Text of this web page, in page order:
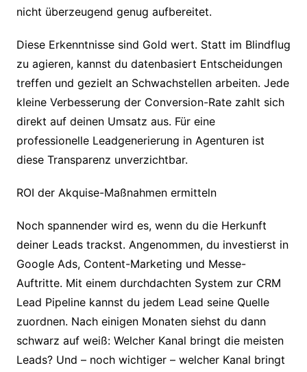
nicht überzeugend genug aufbereitet.
Diese Erkenntnisse sind Gold wert. Statt im Blindflug
zu agieren, kannst du datenbasiert Entscheidungen
treffen und gezielt an Schwachstellen arbeiten. Jede
kleine Verbesserung der Conversion-Rate zahlt sich
direkt auf deinen Umsatz aus. Für eine
professionelle Leadgenerierung in Agenturen ist
diese Transparenz unverzichtbar.
ROI der Akquise-Maßnahmen ermitteln
Noch spannender wird es, wenn du die Herkunft
deiner Leads trackst. Angenommen, du investierst in
Google Ads, Content-Marketing und Messe-
Auftritte. Mit einem durchdachten System zur CRM
Lead Pipeline kannst du jedem Lead seine Quelle
zuordnen. Nach einigen Monaten siehst du dann
schwarz auf weiß: Welcher Kanal bringt die meisten
Leads? Und – noch wichtiger – welcher Kanal bringt